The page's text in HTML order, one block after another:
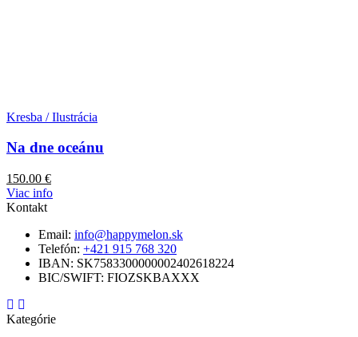
Kresba / Ilustrácia
Na dne oceánu
150.00 €
Viac info
Kontakt
Email: info@happymelon.sk
Telefón: +421 915 768 320
IBAN: SK7583300000002402618224
BIC/SWIFT: FIOZSKBAXXX
Kategórie